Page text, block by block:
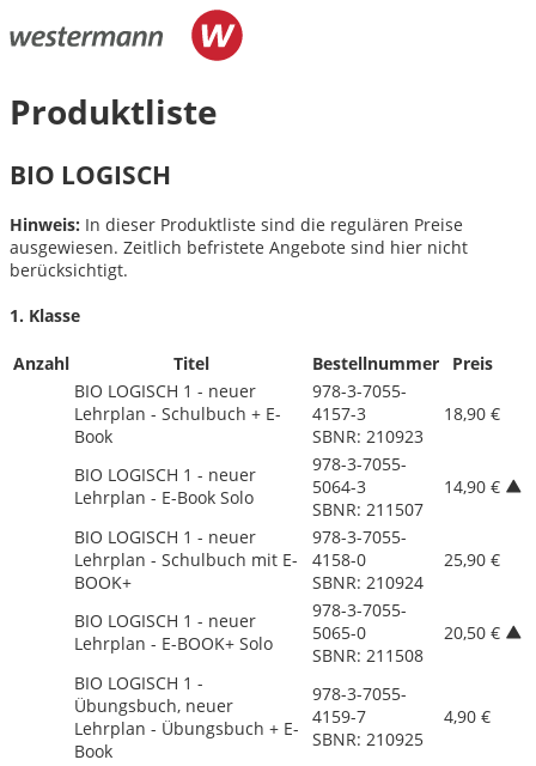
Produktliste
BIO LOGISCH
Hinweis: In dieser Produktliste sind die regulären Preise
ausgewiesen. Zeitlich befristete Angebote sind hier nicht
berücksichtigt.
1. Klasse
Anzahl Titel Bestellnummer
Preis
BIO LOGISCH 1 - neuer
Lehrplan - Schulbuch + E-
Book
978-3-7055-
4157-3
SBNR: 210923
18,90 €
BIO LOGISCH 1 - neuer
Lehrplan - E-Book Solo
978-3-7055-
5064-3
SBNR: 211507
14,90 €
BIO LOGISCH 1 - neuer
Lehrplan - Schulbuch mit E-
BOOK+
978-3-7055-
4158-0
SBNR: 210924
25,90 €
BIO LOGISCH 1 - neuer
Lehrplan - E-BOOK+ Solo
978-3-7055-
5065-0
SBNR: 211508
20,50 €
BIO LOGISCH 1 -
Übungsbuch, neuer
Lehrplan - Übungsbuch + E-
Book
978-3-7055-
4159-7
SBNR: 210925
4,90 €